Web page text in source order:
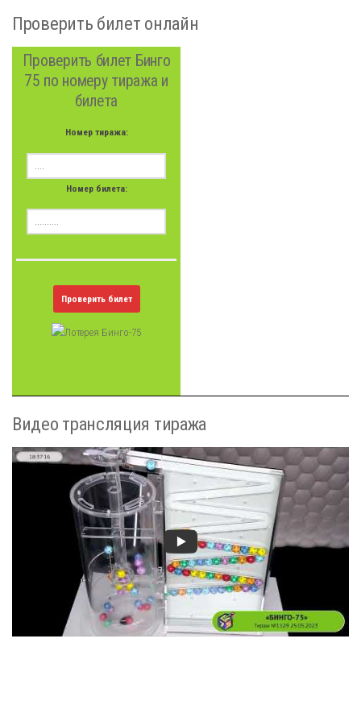
Проверить билет онлайн
Проверить билет Бинго
75 по номеру тиража и
билета
Номер тиража:
Номер билета:
Проверить билет
Видео трансляция тиража